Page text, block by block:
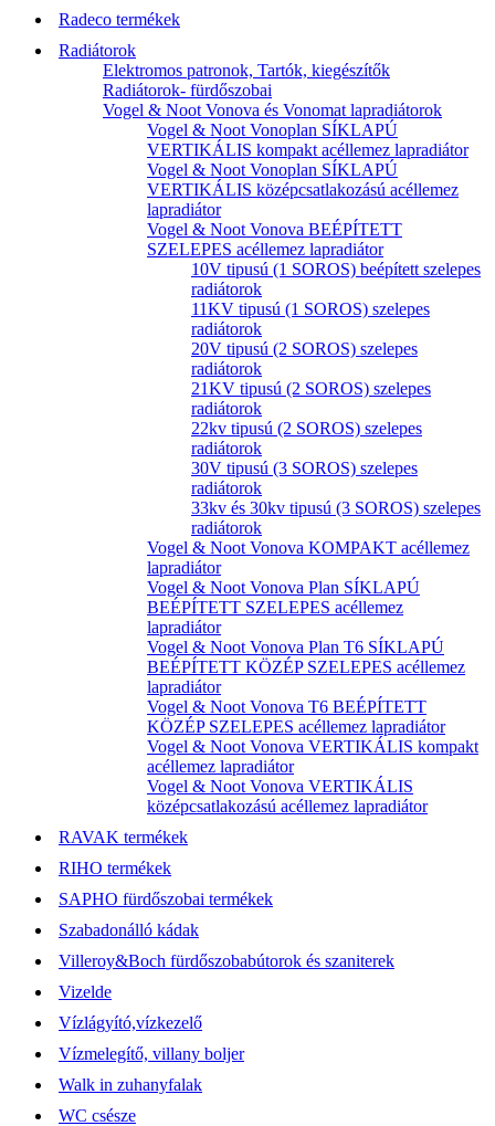
Radeco termékek
Radiátorok
Elektromos patronok, Tartók, kiegészítők
Radiátorok- fürdőszobai
Vogel & Noot Vonova és Vonomat lapradiátorok
Vogel & Noot Vonoplan SÍKLAPÚ
VERTIKÁLIS kompakt acéllemez lapradiátor
Vogel & Noot Vonoplan SÍKLAPÚ
VERTIKÁLIS középcsatlakozású acéllemez
lapradiátor
Vogel & Noot Vonova BEÉPÍTETT
SZELEPES acéllemez lapradiátor
10V tipusú (1 SOROS) beépített szelepes
radiátorok
11KV tipusú (1 SOROS) szelepes
radiátorok
20V tipusú (2 SOROS) szelepes
radiátorok
21KV tipusú (2 SOROS) szelepes
radiátorok
22kv tipusú (2 SOROS) szelepes
radiátorok
30V tipusú (3 SOROS) szelepes
radiátorok
33kv és 30kv tipusú (3 SOROS) szelepes
radiátorok
Vogel & Noot Vonova KOMPAKT acéllemez
lapradiátor
Vogel & Noot Vonova Plan SÍKLAPÚ
BEÉPÍTETT SZELEPES acéllemez
lapradiátor
Vogel & Noot Vonova Plan T6 SÍKLAPÚ
BEÉPÍTETT KÖZÉP SZELEPES acéllemez
lapradiátor
Vogel & Noot Vonova T6 BEÉPÍTETT
KÖZÉP SZELEPES acéllemez lapradiátor
Vogel & Noot Vonova VERTIKÁLIS kompakt
acéllemez lapradiátor
Vogel & Noot Vonova VERTIKÁLIS
középcsatlakozású acéllemez lapradiátor
RAVAK termékek
RIHO termékek
SAPHO fürdőszobai termékek
Szabadonálló kádak
Villeroy&Boch fürdőszobabútorok és szaniterek
Vizelde
Vízlágyító,vízkezelő
Vízmelegítő, villany boljer
Walk in zuhanyfalak
WC csésze